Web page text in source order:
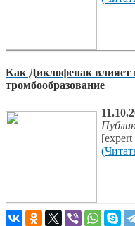
Как Диклофенак влияет
тромбообразование